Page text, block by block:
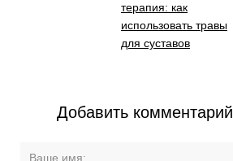
терапия: как
использовать травы
для суставов
Добавить комментарий